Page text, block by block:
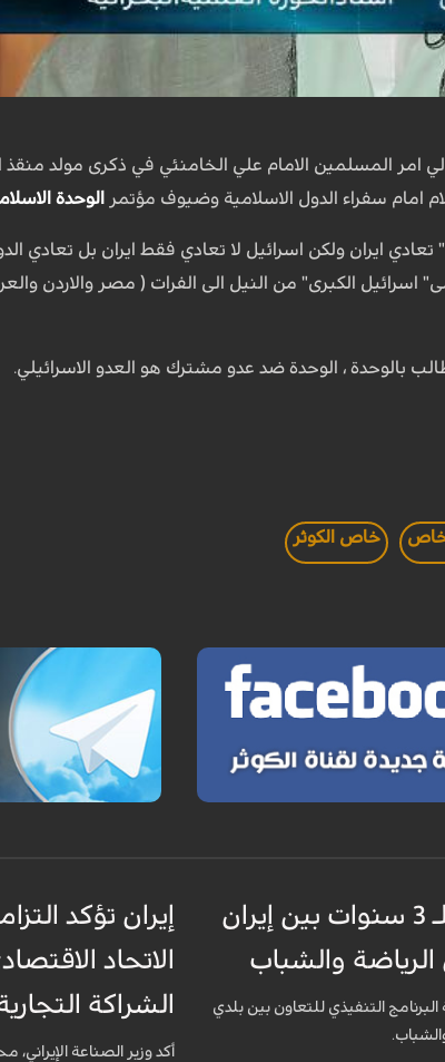
امر المسلمين الامام علي الخامنئي في ذكرى مولد
امام سفراء الدول الاسلامية وضيوف مؤتمر
الوحدة
ايران ولكن اسرائيل لا تعادي فقط ايران بل تعادي
اسرائيل الكبرى" من النيل الى الفرات ( مصر والاردن
بالوحدة ، الوحدة ضد عدو مشترك هو العدو الاسرائيلي.
خاص خاص الكوثر
توقيع وثيقة تعاون لـ 3 سنوات بين إيران
والشباب
التنفيذي للتعاون بين بلدي
إيران تؤكد
الاتحاد
الشراكة
أكد وزير الصناعة الإيراني،